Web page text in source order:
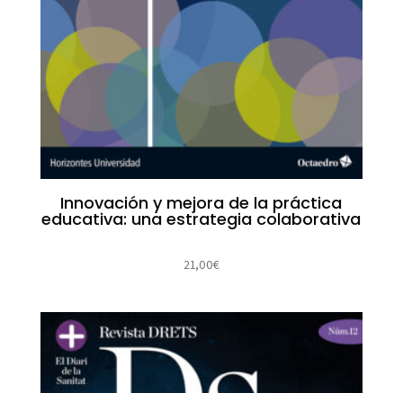
Innovación y mejora de la práctica
educativa: una estrategia colaborativa
21,00€